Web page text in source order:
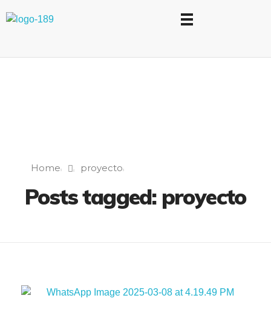
Home proyecto
Posts tagged: proyecto